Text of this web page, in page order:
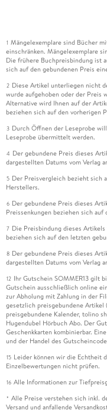
1 Mängelexemplare sind Bücher
einschränken. Mängelexemplare
Die frühere Buchpreisbindung ist
sich auf den gebundenen Preis
2 Diese Artikel unterliegen nicht
wurde aufgehoben oder der Preis
Alternative wird Ihnen auf der
beziehen sich auf den vorherigen
3 Durch Öffnen der Leseprobe
Leseprobe übermittelt werden.
4 Der gebundene Preis dieses
dargestellten Datums vom Verlag
5 Der Preisvergleich bezieht sich
Herstellers.
6 Der gebundene Preis dieses
Preissenkungen beziehen sich auf
7 Die Preisbindung dieses
beziehen sich auf den letzten
8 Der gebundene Preis dieses
dargestellten Datums vom Verlag
12 Ihr Gutschein SOMMER13 gilt
Gutschein ausschließlich online
zur Abholung mit Zahlung in der
gesetzlich preisgebundene Artikel
preisgebundene Kalender, tolino
Hugendubel Hörbuch Abo. Der
Geschenkkarten kombinierbar.
und der Handel des
15 Leider können wir die Echtheit
Einzelbewertungen nicht prüfen.
16 Alle Informationen zur
* Alle Preise verstehen sich inkl.
Versand und anfallende